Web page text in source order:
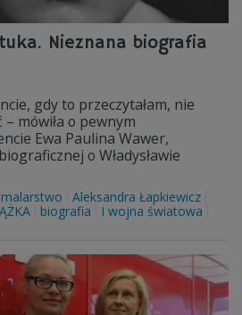
Nieznana biografia
gdy to przeczytałam, nie
mówiła o pewnym
Ewa Paulina Wawer,
o Władysławie
malarstwo
Aleksandra Łapkiewicz
biografia
I wojna światowa